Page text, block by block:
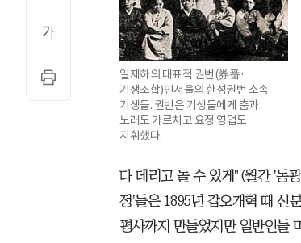
일제하의 대표적 권번(券番·
기생조합)인서울의 한성권번 소속
기생들. 권번은 기생들에게 춤과
노래도 가르치고 요정 영업도
지휘했다.
다 데리고 놀 수 있게"(월간 '동
정'들은 1895년 갑오개혁 때 신
평사까지 만들었지만 일반인들